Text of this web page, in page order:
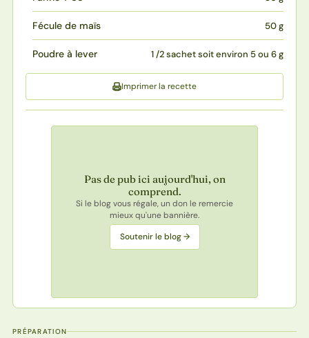
Fécule de maïs 50 g
Poudre à lever 1 /2 sachet soit environ 5 ou 6 g
Imprimer la recette
Pas de pub ici aujourd'hui, on
comprend.
Si le blog vous régale, un don le remercie
mieux qu'une bannière.
Soutenir le blog →
PRÉPARATION